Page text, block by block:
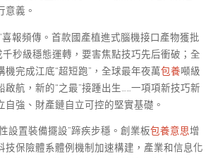
意義。
喜報頻傳。首款國產植進式腦機接口產物獲批
千秒級穩態運轉，要害焦點技巧先后衝破；全
完成江底“超短跑”，全球最年夜萬包養噸級
航，新的“之最”接踵出生……一項項新技巧新
自強、財產鏈自立可控的堅實基礎。
設置裝備擺設”蹄疾步穩。創業板包養意思增
技保險體系體例機制加速構建，產業和信息化